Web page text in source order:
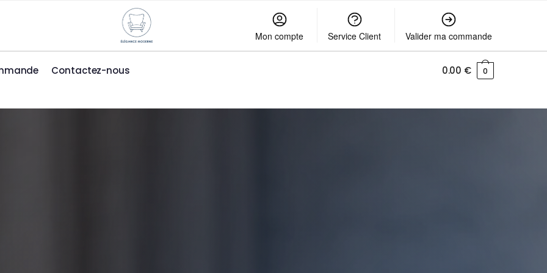
Mon compte Service Client Valider ma commande
Contactez-nous 0.00 € 0